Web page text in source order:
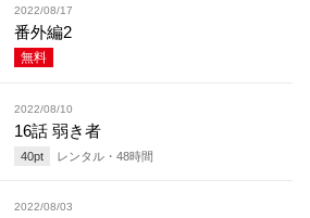
2022/08/17
番外編2
無料
2022/08/10
16話 弱き者
40pt レンタル・ 48時間
2022/08/03